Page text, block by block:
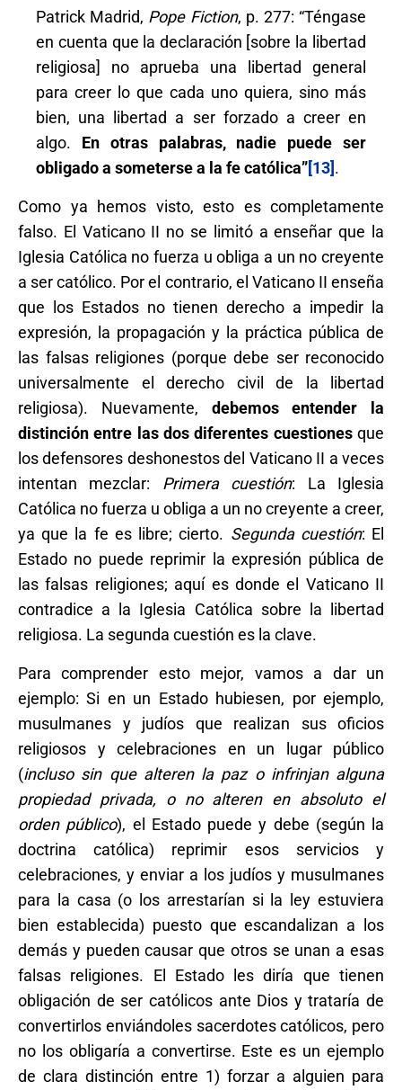
Patrick Madrid, Pope Fiction, p. 277: “Téngase
en cuenta que la declaración [sobre la libertad
religiosa] no aprueba una libertad general
para creer lo que cada uno quiera, sino más
bien, una libertad a ser forzado a creer en
algo. En otras palabras, nadie puede ser
obligado a someterse a la fe católica”[13].
Como ya hemos visto, esto es completamente
falso. El Vaticano II no se limitó a enseñar que la
Iglesia Católica no fuerza u obliga a un no creyente
a ser católico. Por el contrario, el Vaticano II enseña
que los Estados no tienen derecho a impedir la
expresión, la propagación y la práctica pública de
las falsas religiones (porque debe ser reconocido
universalmente el derecho civil de la libertad
religiosa). Nuevamente, debemos entender la
distinción entre las dos diferentes cuestionesque
los defensores deshonestos del Vaticano II a veces
intentan mezclar: Primera cuestión: La Iglesia
Católica no fuerza u obliga a un no creyente a creer,
ya que la fe es libre; cierto. Segunda cuestión: El
Estado no puede reprimir la expresión pública de
las falsas religiones; aquí es donde el Vaticano II
contradice a la Iglesia Católica sobre la libertad
religiosa. La segunda cuestión es la clave.
Para comprender esto mejor, vamos a dar un
ejemplo: Si en un Estado hubiesen, por ejemplo,
musulmanes y judíos que realizan sus oficios
religiosos y celebraciones en un lugar público
(incluso sin que alteren la paz o infrinjan alguna
propiedad privada, o no alteren en absoluto el
orden público), el Estado puede y debe (según la
doctrina católica) reprimir esos servicios y
celebraciones, y enviar a los judíos y musulmanes
para la casa (o los arrestarían si la ley estuviera
bien establecida) puesto que escandalizan a los
demás y pueden causar que otros se unan a esas
falsas religiones. El Estado les diría que tienen
obligación de ser católicos ante Dios y trataría de
convertirlos enviándoles sacerdotes católicos, pero
no los obligaría a convertirse. Este es un ejemplo
de clara distinción entre 1) forzar a alguien para